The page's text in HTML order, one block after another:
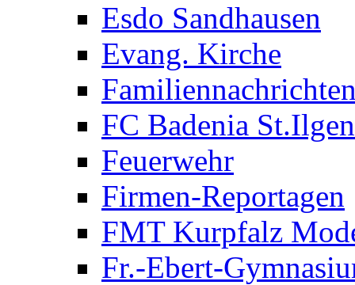
Esdo Sandhausen
Evang. Kirche
FC Badenia St.Ilgen
Feuerwehr
Firmen-Reportagen
FMT Kurpfalz
Fr.-Ebert-